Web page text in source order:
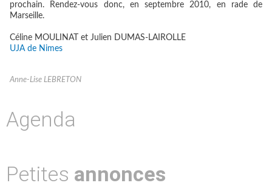
prochain. Rendez-vous donc, en septembre 2010, en rade de
Marseille.
Céline MOULINAT et Julien DUMAS-LAIROLLE
UJA de Nimes
Anne-Lise LEBRETON
Agenda
Petites annonces